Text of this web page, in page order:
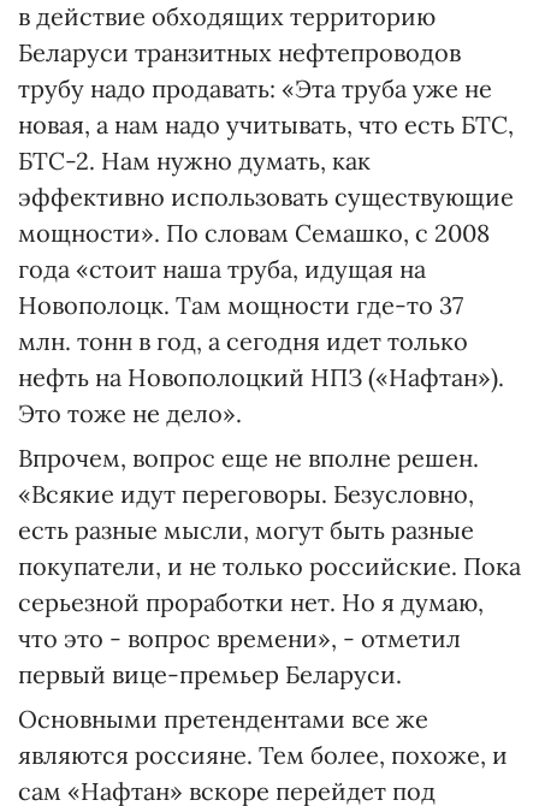
в действие обходящих территорию
Беларуси транзитных нефтепроводов
трубу надо продавать: «Эта труба уже не
новая, а нам надо учитывать, что есть БТС,
БТС-2. Нам нужно думать, как
эффективно использовать существующие
мощности». По словам Семашко, с 2008
года «стоит наша труба, идущая на
Новополоцк. Там мощности где-то 37
млн. тонн в год, а сегодня идет только
нефть на Новополоцкий НПЗ («Нафтан»).
Это тоже не дело».
Впрочем, вопрос еще не вполне решен.
«Всякие идут переговоры. Безусловно,
есть разные мысли, могут быть разные
покупатели, и не только российские. Пока
серьезной проработки нет. Но я думаю,
что это - вопрос времени», - отметил
первый вице-премьер Беларуси.
Основными претендентами все же
являются россияне. Тем более, похоже, и
сам «Нафтан» вскоре перейдет под